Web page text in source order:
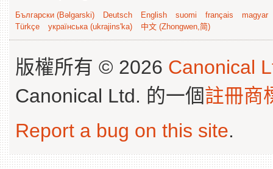
Български (Bəlgarski) Deutsch English suomi français
magyar
Türkçe
українська (ukrajins'ka) 中文 (Zhongwen,简)
版權所有 © 2026 Canonical
Canonical Ltd. 的一個註冊商
Report a bug on this site.